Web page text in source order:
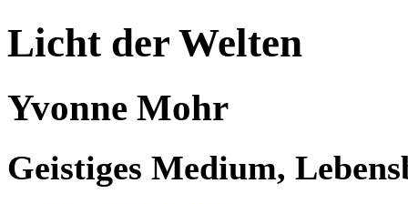
Licht der Welten
Yvonne Mohr
Geistiges Medium,